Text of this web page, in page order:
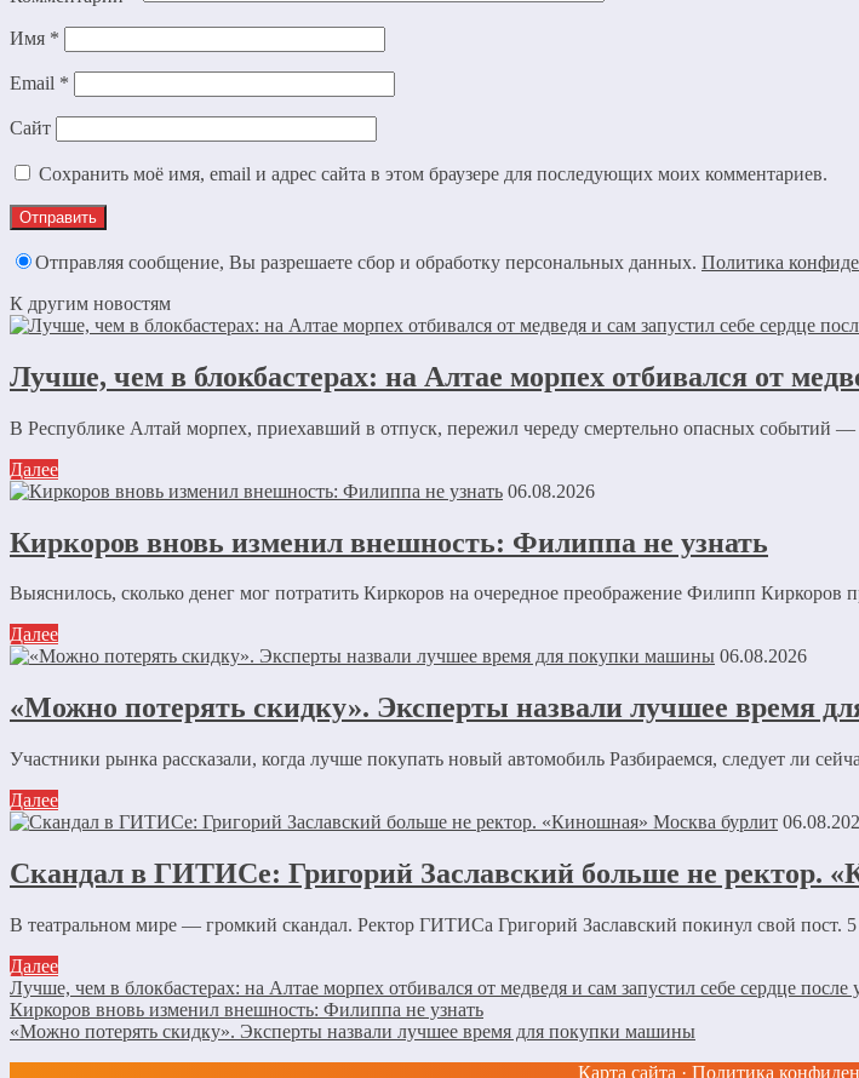
Имя *
Email *
Сайт
Сохранить моё имя, email и адрес сайта в этом браузере для последующих моих комментариев.
Отправляя сообщение, Вы разрешаете сбор и обработку персональных данных. Политика
К другим новостям
Лучше, чем в блокбастерах: на Алтае морпех отбивался от
В Республике Алтай морпех, приехавший в отпуск, пережил череду смертельно опасных событий
Далее
06.08.2026
Киркоров вновь изменил внешность: Филиппа не узнать
Выяснилось, сколько денег мог потратить Киркоров на очередное преображение Филипп Киркоров
Далее
06.08.2026
«Можно потерять скидку». Эксперты назвали лучшее время
Участники рынка рассказали, когда лучше покупать новый автомобиль Разбираемся, следует ли
Далее
Скандал в ГИТИСе: Григорий Заславский больше не ректор.
В театральном мире — громкий скандал. Ректор ГИТИСа Григорий Заславский покинул свой пост. 5
Далее
Лучше, чем в блокбастерах: на Алтае морпех отбивался от медведя и сам запустил себе сердце после
Киркоров вновь изменил внешность: Филиппа не узнать
«Можно потерять скидку». Эксперты назвали лучшее время для покупки машины
Карта сайта · Политика